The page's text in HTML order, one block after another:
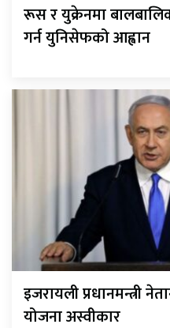
रूस र युक्रेनमा
गर्न युनिसेफको आह्वान
इजरायली प्रधानमन्त्री
योजना अस्वीकार